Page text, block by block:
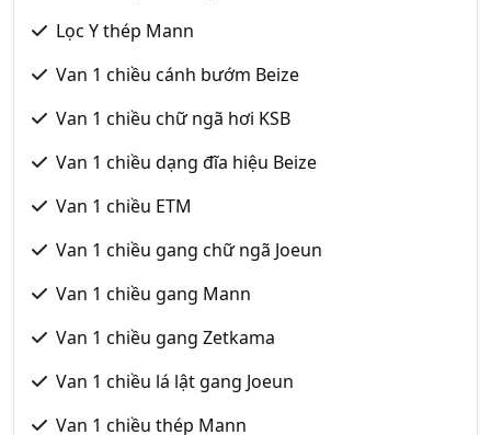
Lọc Y thép Mann
Van 1 chiều cánh bướm Beize
Van 1 chiều chữ ngã hơi KSB
Van 1 chiều dạng đĩa hiệu Beize
Van 1 chiều ETM
Van 1 chiều gang chữ ngã Joeun
Van 1 chiều gang Mann
Van 1 chiều gang Zetkama
Van 1 chiều lá lật gang Joeun
Van 1 chiều thép Mann